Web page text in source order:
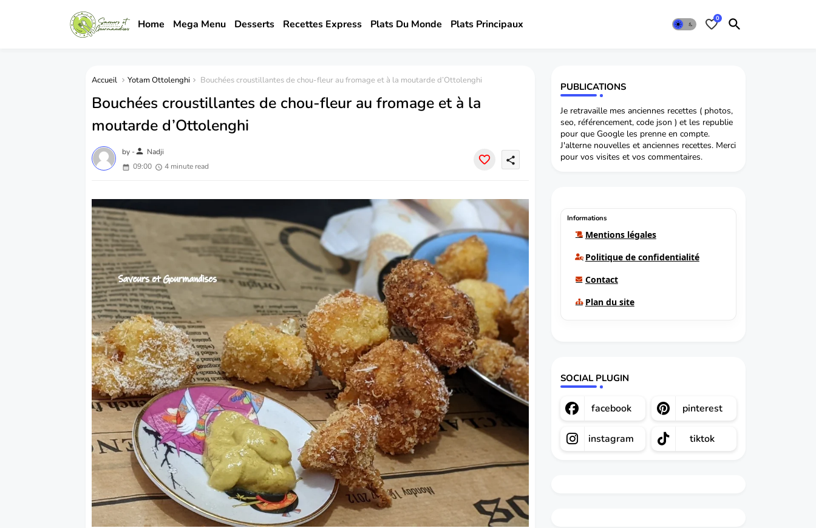
Home Mega Menu Desserts Recettes Express Plats Du Monde Plats Principaux 0
Accueil Yotam Ottolenghi Bouchées croustillantes de chou-fleur au fromage et à la moutarde d’Ottolenghi
Bouchées croustillantes de chou-fleur au fromage et à la
moutarde d’Ottolenghi
by -person Nadji
09:00
4 minute read
share
PUBLICATIONS
Je retravaille mes anciennes recettes ( photos,
seo, référencement, code json ) et les republie
pour que Google les prenne en compte.
J'alterne nouvelles et anciennes recettes. Merci
pour vos visites et vos commentaires.
Informations
Mentions légales
Politique de confidentialité
Contact
Plan du site
SOCIAL PLUGIN
facebook pinterest
instagram tiktok